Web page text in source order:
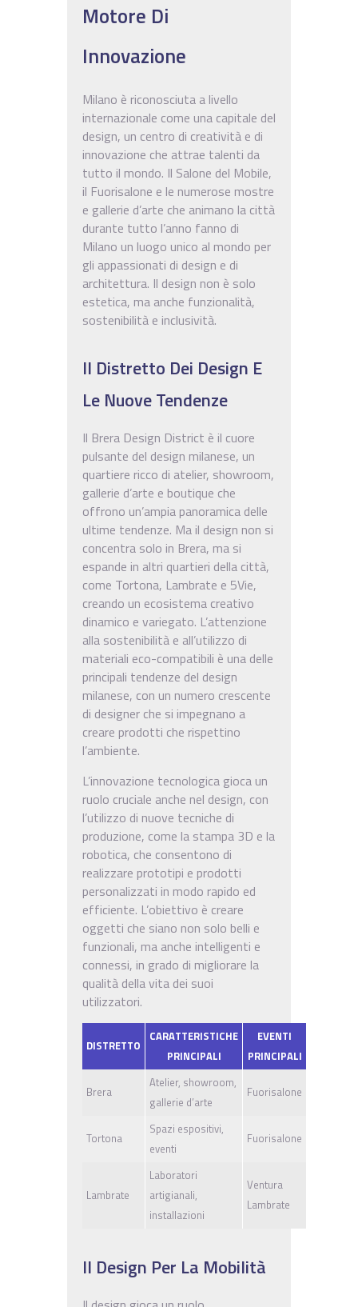
Motore Di
Innovazione
Milano è riconosciuta a livello
internazionale come una capitale del
design, un centro di creatività e di
innovazione che attrae talenti da
tutto il mondo. Il Salone del Mobile,
il Fuorisalone e le numerose mostre
e gallerie d’arte che animano la città
durante tutto l’anno fanno di
Milano un luogo unico al mondo per
gli appassionati di design e di
architettura. Il design non è solo
estetica, ma anche funzionalità,
sostenibilità e inclusività.
Il Distretto Dei Design E
Le Nuove Tendenze
Il Brera Design District è il cuore
pulsante del design milanese, un
quartiere ricco di atelier, showroom,
gallerie d’arte e boutique che
offrono un’ampia panoramica delle
ultime tendenze. Ma il design non si
concentra solo in Brera, ma si
espande in altri quartieri della città,
come Tortona, Lambrate e 5Vie,
creando un ecosistema creativo
dinamico e variegato. L’attenzione
alla sostenibilità e all’utilizzo di
materiali eco-compatibili è una delle
principali tendenze del design
milanese, con un numero crescente
di designer che si impegnano a
creare prodotti che rispettino
l’ambiente.
L’innovazione tecnologica gioca un
ruolo cruciale anche nel design, con
l’utilizzo di nuove tecniche di
produzione, come la stampa 3D e la
robotica, che consentono di
realizzare prototipi e prodotti
personalizzati in modo rapido ed
efficiente. L’obiettivo è creare
oggetti che siano non solo belli e
funzionali, ma anche intelligenti e
connessi, in grado di migliorare la
qualità della vita dei suoi
utilizzatori.
DISTRETTO
CARATTERISTICHE
PRINCIPALI
EVENTI
PRINCIPALI
Brera
Atelier, showroom,
gallerie d’arte
Fuorisalone
Tortona
Spazi espositivi,
eventi
Fuorisalone
Lambrate
Laboratori
artigianali,
installazioni
Ventura
Lambrate
Il Design Per La Mobilità